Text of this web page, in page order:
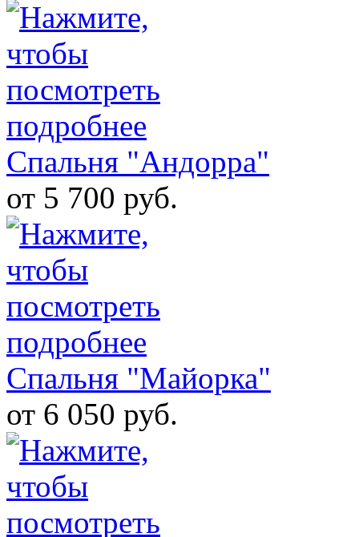
Спальня "Андорра"
от 5 700 руб.
Спальня "Майорка"
от 6 050 руб.